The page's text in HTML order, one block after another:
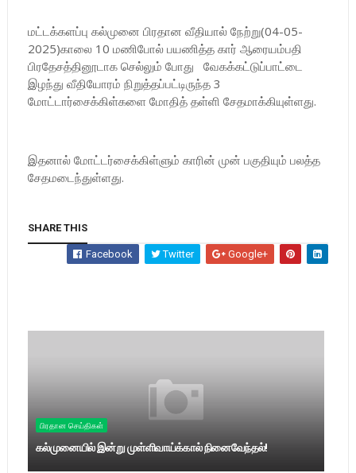
மட்டக்களப்பு கல்முனை பிரதான வீதியால் நேற்று(04-05-
2025)காலை 10 மணிபோல் பயணித்த கார் ஆரையம்பதி
பிரதேசத்தினூடாக செல்லும் போது வேகக்கட்டுப்பாட்டை
இழந்து வீதியோரம் நிறுத்தப்பட்டிருந்த 3
மோட்டார்சைக்கிள்களை மோதித் தள்ளி சேதமாக்கியுள்ளது.
இதனால் மோட்டர்சைக்கிள்ளும் காரின் முன் பகுதியும் பலத்த
சேதமடைந்துள்ளது.
SHARE THIS
Facebook Twitter Google+
பிரதான செய்திகள்
கல்முனையில் இன்று முள்ளிவாய்க்கால் நினைவேந்தல்!